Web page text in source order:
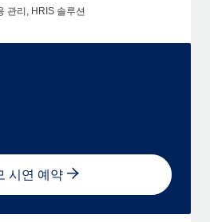
관리, HRIS 솔루션
시연 예약